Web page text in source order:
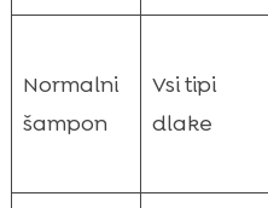
Normalni
šampon
Vsi tipi
dlake